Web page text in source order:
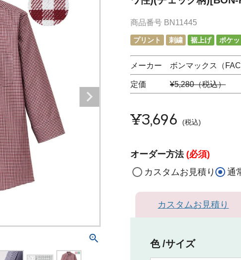
商品番号 BN11445
プリント 刺繍 裾上げ ポケ
メーカー ボンマックス（
定価 ¥5,280（税込）
¥3,696 税込
オーダー方法 (必須)
カスタムお見積り
通
カスタムお見積り
色 サイズ